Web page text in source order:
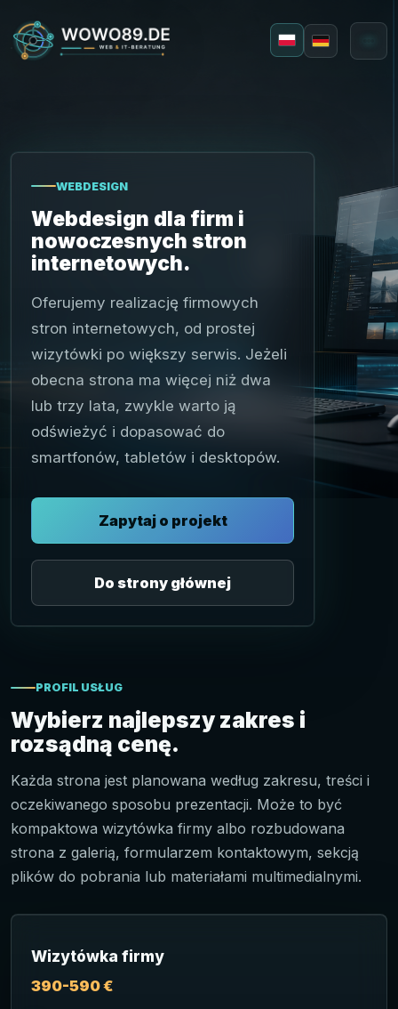
PolskiDeutsch
Webdesign
Aplikacje
WEBDESIGN
Webdesign dla firm i
nowoczesnych stron
internetowych.
Oferujemy realizację firmowych
stron internetowych, od prostej
wizytówki po większy serwis. Jeżeli
obecna strona ma więcej niż dwa
lub trzy lata, zwykle warto ją
odświeżyć i dopasować do
smartfonów, tabletów i desktopów.
Zapytaj o projekt
Do strony głównej
PROFIL USŁUG
Wybierz najlepszy zakres i
rozsądną cenę.
Każda strona jest planowana według zakresu, treści i
oczekiwanego sposobu prezentacji. Może to być
kompaktowa wizytówka firmy albo rozbudowana
strona z galerią, formularzem kontaktowym, sekcją
plików do pobrania lub materiałami multimedialnymi.
Wizytówka firmy
390-590 €